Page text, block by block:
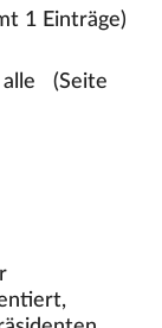
1 Einträge)
alle (Seite